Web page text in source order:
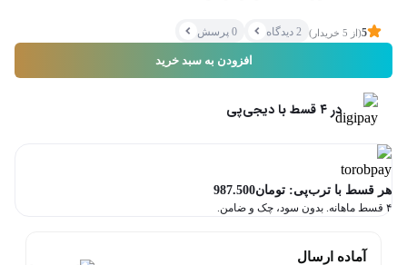
کپی کردن لینک
5(از 5 خریدار) 2 دیدگاه 0 پرسش
افزودن به سبد خرید
در ۴ قسط با دیجی‌پی
هر قسط با ترب‌پی: تومان987.500
۴ قسط ماهانه. بدون سود، چک و ضامن.
آماده ارسال